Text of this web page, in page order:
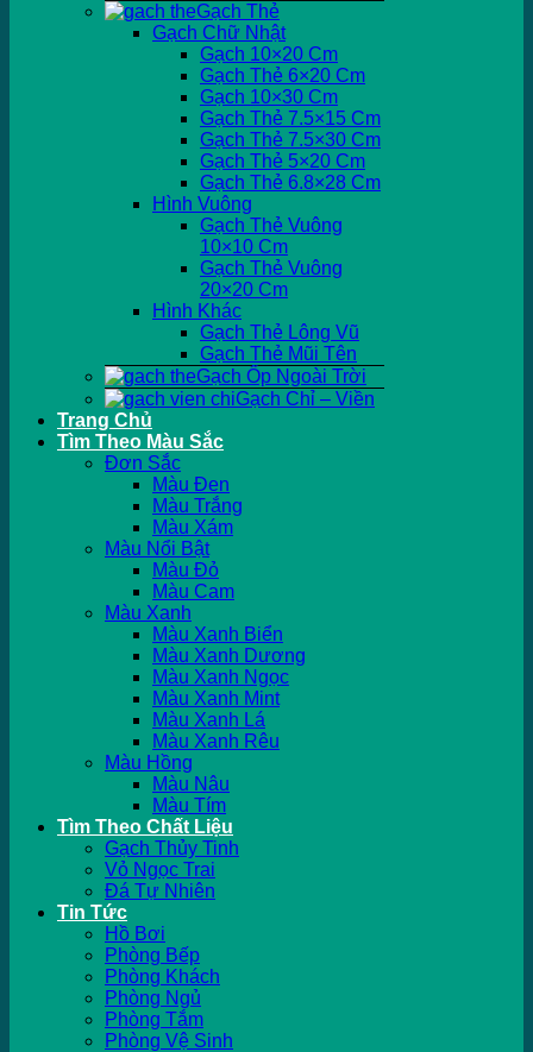
Gạch Thẻ
Gạch Chữ Nhật
Gạch 10×20 Cm
Gạch Thẻ 6×20 Cm
Gạch 10×30 Cm
Gạch Thẻ 7.5×15 Cm
Gạch Thẻ 7.5×30 Cm
Gạch Thẻ 5×20 Cm
Gạch Thẻ 6.8×28 Cm
Hình Vuông
Gạch Thẻ Vuông
10×10 Cm
Gạch Thẻ Vuông
20×20 Cm
Hình Khác
Gạch Thẻ Lông Vũ
Gạch Thẻ Mũi Tên
Gạch Ốp Ngoài Trời
Gạch Chỉ – Viền
Trang Chủ
Tìm Theo Màu Sắc
Đơn Sắc
Màu Đen
Màu Trắng
Màu Xám
Màu Nổi Bật
Màu Đỏ
Màu Cam
Màu Xanh
Màu Xanh Biển
Màu Xanh Dương
Màu Xanh Ngọc
Màu Xanh Mint
Màu Xanh Lá
Màu Xanh Rêu
Màu Hồng
Màu Nâu
Màu Tím
Tìm Theo Chất Liệu
Gạch Thủy Tinh
Vỏ Ngọc Trai
Đá Tự Nhiên
Tin Tức
Hồ Bơi
Phòng Bếp
Phòng Khách
Phòng Ngủ
Phòng Tắm
Phòng Vệ Sinh